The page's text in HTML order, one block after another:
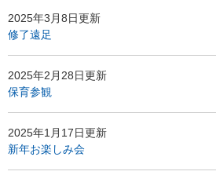
2025年3月8日更新
修了遠足
2025年2月28日更新
保育参観
2025年1月17日更新
新年お楽しみ会